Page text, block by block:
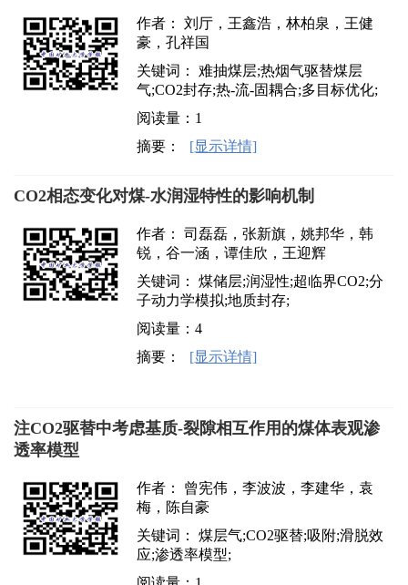
作者： 刘厅，王鑫浩，林柏泉，王健
豪，孔祥国
关键词： 难抽煤层;热烟气驱替煤层
气;CO2封存;热-流-固耦合;多目标优化;
阅读量： 1
摘要：
[显示详情]
CO2相态变化对煤-水润湿特性的影响机制
作者： 司磊磊，张新旗，姚邦华，韩
锐，谷一涵，谭佳欣，王迎辉
关键词： 煤储层;润湿性;超临界CO2;分
子动力学模拟;地质封存;
阅读量：4
摘要：
[显示详情]
注CO2驱替中考虑基质-裂隙相互作用的煤体表观渗
透率模型
作者： 曾宪伟，李波波，李建华，袁
梅，陈自豪
关键词： 煤层气;CO2驱替;吸附;滑脱效
应;渗透率模型;